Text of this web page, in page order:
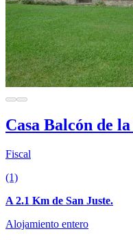
Casa Balcón de
Fiscal
(1)
A 2.1 Km de San Juste.
Alojamiento entero